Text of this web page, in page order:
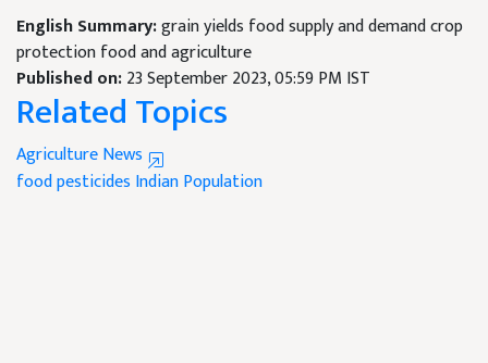
English Summary:grain yields food supply and demand crop
protection food and agriculture
Published on:23 September 2023, 05:59 PM IST
Related Topics
Agriculture News
foodpesticides Indian Population